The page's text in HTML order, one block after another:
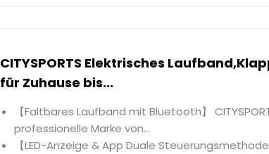
CITYSPORTS Elektrisches
für Zuhause bis...
【Faltbares Laufband mit Bluetooth】
professionelle Marke von...
【LED-Anzeige & App Duale